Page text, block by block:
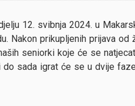
12. svibnja 2024. u
Nakon prikupljenih prijava
seniorki koje će se
do sada igrat će se u dvije